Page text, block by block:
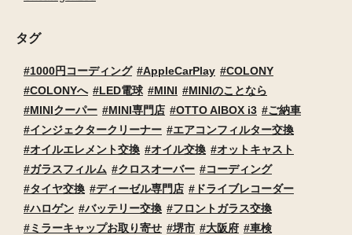
タグ
1000円コーディング AppleCarPlay
COLONY
COLONYへ
LED電球 MINI
MINIのことなら
MINIクーパー
MINI専門店 OTTO AIBOX i3
ご納車
インジェクタークリーナー
エアコンフィルター交換
オイルエレメント交換
オイル交換
オットキャスト
ガラスフィルム
クロスオーバー
コーディング
タイヤ交換
ディーゼル専門店
ドライブレコーダー
ハロゲン
バッテリー交換
フロントガラス交換
ミラーキャップお取り寄せ
堺市 大阪府
車検